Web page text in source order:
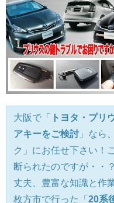
大阪で「
トヨタ・プリ
アキーをご検討 」なら
ク」にお任せ下さい！
断られたのですが・・
丈夫、豊富な知識と作
枚方市で行った
「 20系